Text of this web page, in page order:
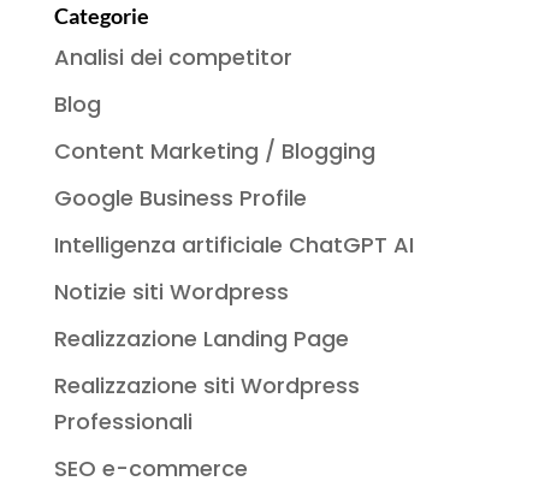
Categorie
Analisi dei competitor
Blog
Content Marketing / Blogging
Google Business Profile
Intelligenza artificiale ChatGPT AI
Notizie siti Wordpress
Realizzazione Landing Page
Realizzazione siti Wordpress
Professionali
SEO e-commerce